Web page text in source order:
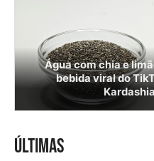
Água com chia e
bebida viral do
ÚLTIMAS